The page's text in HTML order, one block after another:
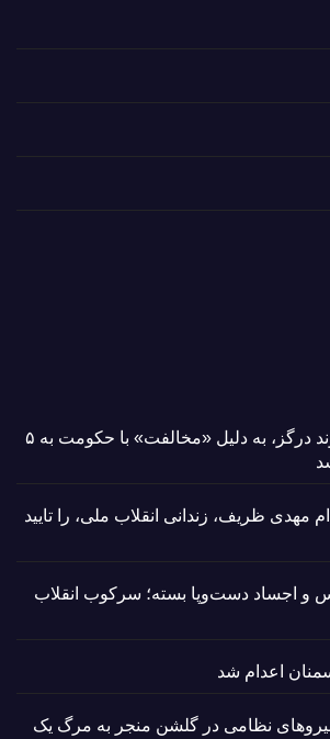
امید قوچانیان، شهروند درگز، به دلیل «مخالفت» با حکومت به ۵
مهدی ظریف، زندانی انقلاب ملی، را تایید
و اجساد دست‌وپا بسته؛ سرکوب انقلاب
اعدام شد
نیروهای نظامی در گلشن منجر به مرگ یک